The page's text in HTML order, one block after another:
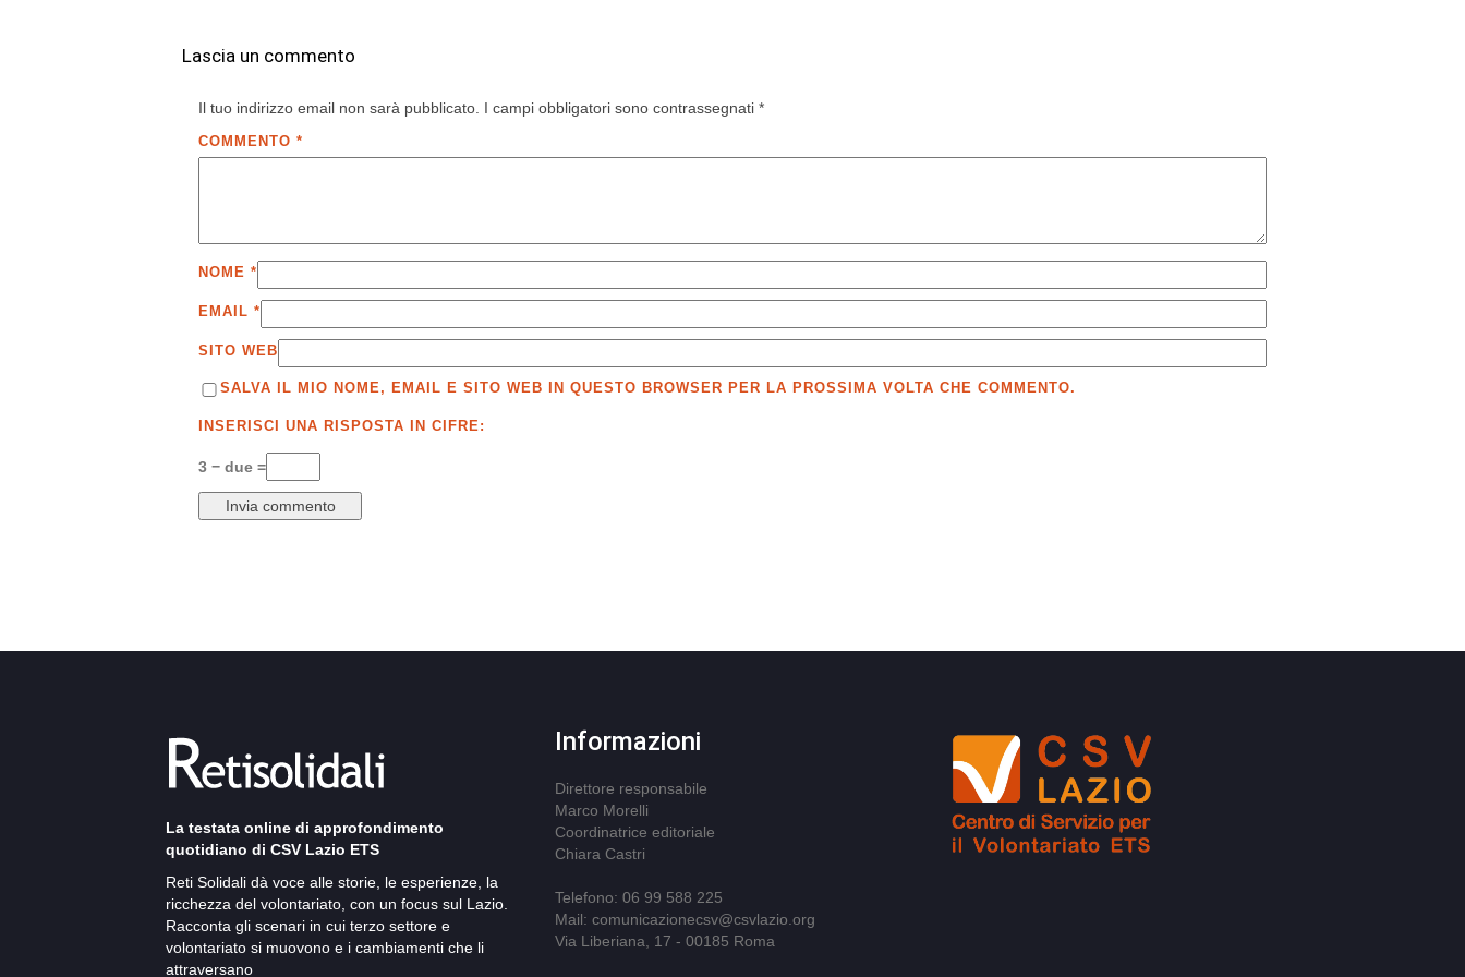
Lascia un commento
Il tuo indirizzo email non sarà pubblicato. I campi obbligatori sono contrassegnati *
COMMENTO *
NOME *
EMAIL *
SITO WEB
SALVA IL MIO NOME, EMAIL E SITO WEB IN QUESTO BROWSER PER LA PROSSIMA VOLTA CHE COMMENTO.
INSERISCI UNA RISPOSTA IN CIFRE:
3 − due =
La testata online di approfondimento
quotidiano di CSV Lazio ETS
Reti Solidali dà voce alle storie, le esperienze, la
ricchezza del volontariato, con un focus sul Lazio.
Racconta gli scenari in cui terzo settore e
volontariato si muovono e i cambiamenti che li
attraversano
Informazioni
Direttore responsabile
Marco Morelli
Coordinatrice editoriale
Chiara Castri
Telefono: 06 99 588 225
Mail: comunicazionecsv@csvlazio.org
Via Liberiana, 17 - 00185 Roma